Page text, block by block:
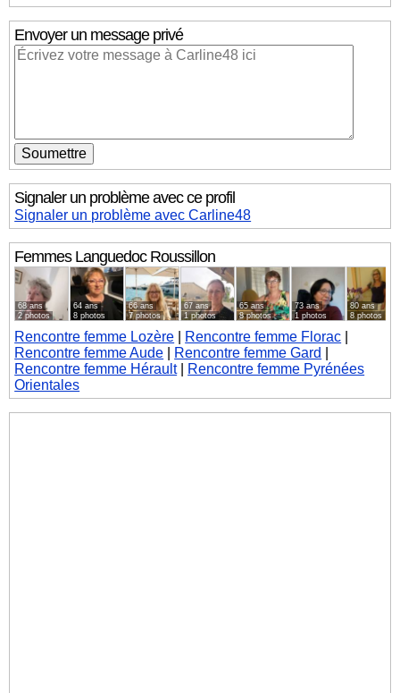
Envoyer un message privé
Signaler un problème avec ce profil
Signaler un problème avec Carline48
FemmesLanguedoc Roussillon
68 ans
2 photos
64 ans
8 photos
66 ans
7 photos
67 ans
1 photos
65 ans
8 photos
73 ans
1 photos
80 ans
8 photos
Rencontre femme Lozère Rencontre femme Florac
Rencontre femme Aude
Rencontre femme Gard
Rencontre femme Hérault|
Rencontre femme Pyrénées
Orientales